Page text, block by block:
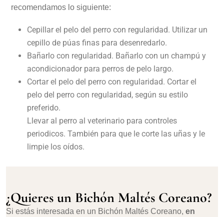
recomendamos lo siguiente:
Cepillar el pelo del perro con regularidad. Utilizar un
cepillo de púas finas para desenredarlo.
Bañarlo con regularidad. Bañarlo con un champú y
acondicionador para perros de pelo largo.
Cortar el pelo del perro con regularidad. Cortar el
pelo del perro con regularidad, según su estilo
preferido.
Llevar al perro al veterinario para controles
periodicos. También para que le corte las uñas y le
limpie los oídos.
¿Quieres un Bichón Maltés Coreano?
Si estás interesada en un Bichón Maltés Coreano, en